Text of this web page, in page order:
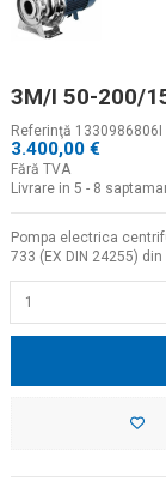
3M/I 50-200/
Referinţă 1330986806I
3.400,00 €
Fără TVA
Livrare in 5 - 8
Pompa electrica
733 (EX DIN 24255)